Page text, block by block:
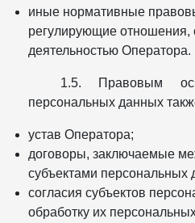
иные нормативные
регулирующие отношения,
деятельностью Оператора.
1.5. Правовым
персональных данных
устав Оператора;
договоры, заключаемые
субъектами персональных
согласия субъектов
обработку их